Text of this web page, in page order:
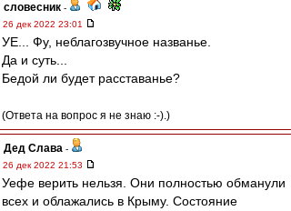
словесник -
26 дек 2022 23:01
УЕ... Фу, неблагозвучное названье.
Да и суть...
Бедой ли будет расставанье?
(Ответа на вопрос я не знаю :-).)
Дед Слава -
26 дек 2022 21:53
Уефе верить нельзя. Они полностью обманули
всех и облажались в Крыму. Состояние